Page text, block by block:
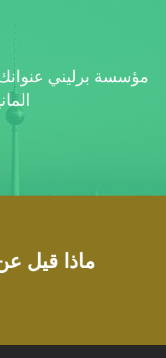
مؤسسة برليني
ماذا قيل